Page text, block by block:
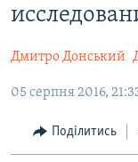
до
основної
навігації
Перейти
пошуку
ЕКОНОМІКА
СУСПІЛЬСТВО
КУЛЬТУРА
РОСІЙСЬКА
ДОНБАС.РЕАЛІЇ
КРИМ.РЕАЛІЇ
Дмитро Донський
05 серпня 2016,
Поділитись